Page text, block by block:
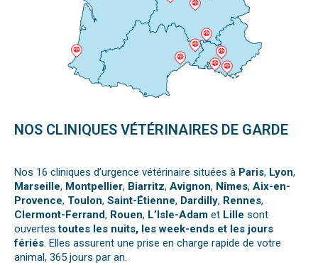
NOS CLINIQUES VÉTÉRINAIRES DE GARDE
Nos 16 cliniques d’urgence vétérinaire situées à Paris, Lyon,
Marseille, Montpellier, Biarritz, Avignon, Nîmes, Aix-en-
Provence, Toulon, Saint-Étienne, Dardilly, Rennes,
Clermont-Ferrand, Rouen, L’Isle-Adam et Lille sont
ouvertestoutes les nuits, les week-ends et les jours
fériés. Elles assurent une prise en charge rapide de votre
animal, 365 jours par an.